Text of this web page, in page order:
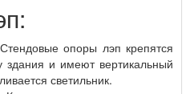
опоры лэп крепятся
здания и имеют вертикальный
светильник.